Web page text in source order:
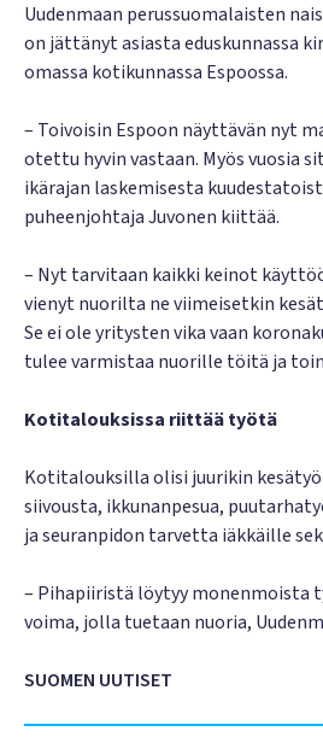
Uudenmaan perussuomalaisten
on jättänyt asiasta eduskunnassa
omassa kotikunnassa Espoossa.
– Toivoisin Espoon näyttävän nyt
otettu hyvin vastaan. Myös vuosia
ikärajan laskemisesta
puheenjohtaja Juvonen kiittää.
– Nyt tarvitaan kaikki keinot
vienyt nuorilta ne viimeisetkin
Se ei ole yritysten vika vaan
tulee varmistaa nuorille töitä ja
Kotitalouksissa riittää työtä
Kotitalouksilla olisi juurikin
siivousta, ikkunanpesua,
ja seuranpidon tarvetta iäkkäille
– Pihapiiristä löytyy monenmoista
voima, jolla tuetaan nuoria,
SUOMEN UUTISET